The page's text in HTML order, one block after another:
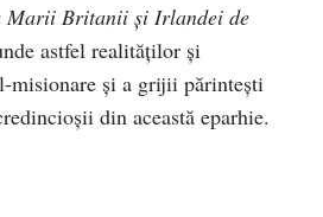
Marii Britanii și Irlandei de
astfel realităților și
misionare și a grijii părintești
din această eparhie.